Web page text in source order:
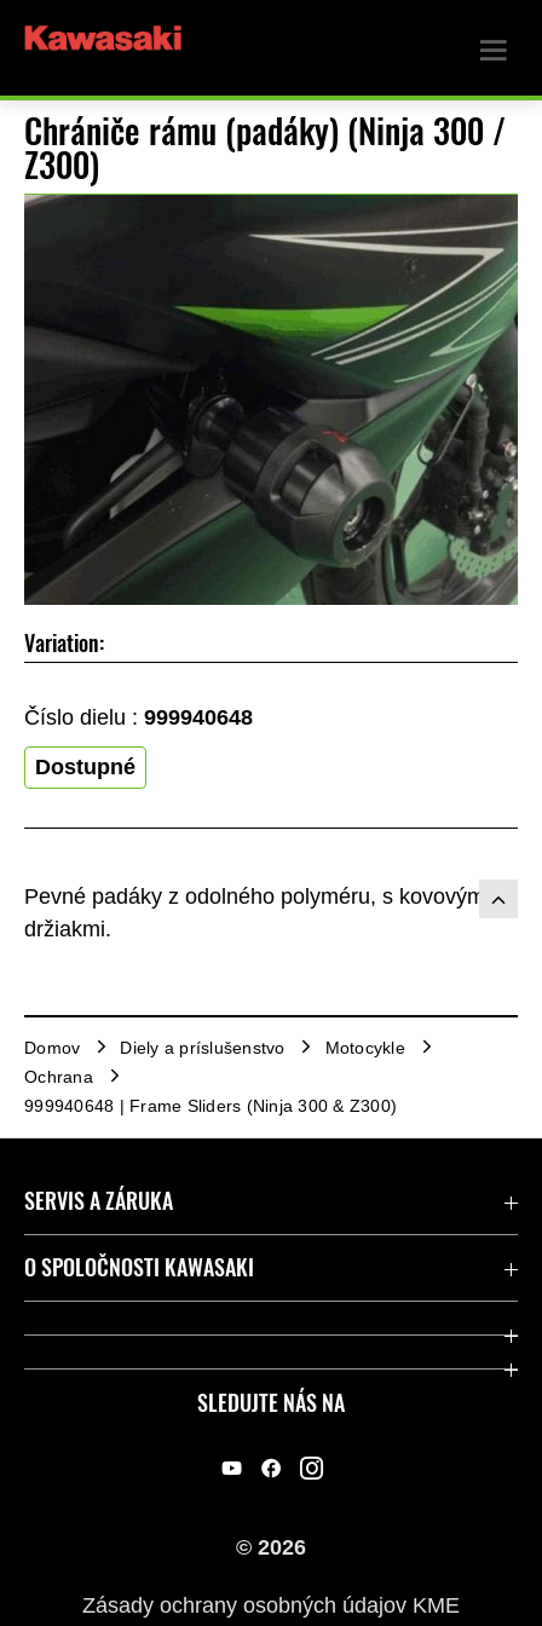
Chrániče rámu (padáky) (Ninja 300 /
Z300)
Pevné padáky z odolného polyméru, s kovovými
držiakmi.
Variation:
Číslo dielu : 999940648
Dostupné
Domov Diely a príslušenstvo
Motocykle
Ochrana
999940648 | Frame Sliders (Ninja 300 & Z300)
SLEDUJTE NÁS NA
SERVIS A ZÁRUKA
Kontaktujte nás
Legálny
O SPOLOČNOSTI KAWASAKI
Spoločnosť
© 2026
Zásady ochrany osobných údajov KME